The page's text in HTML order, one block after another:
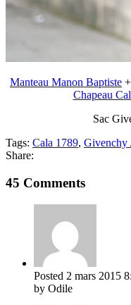
Manteau Manon Baptiste
Chapeau
Sac
Tags: Cala 1789, Givenchy
Share:
45 Comments
Posted 2 mars 2015
by Odile